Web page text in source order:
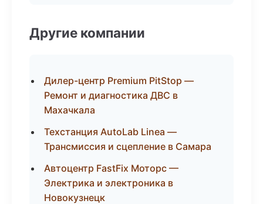
Другие компании
Дилер-центр Premium PitStop —
Ремонт и диагностика ДВС в
Махачкала
Техстанция AutoLab Linea —
Трансмиссия и сцепление в Самара
Автоцентр FastFix Моторс —
Электрика и электроника в
Новокузнецк